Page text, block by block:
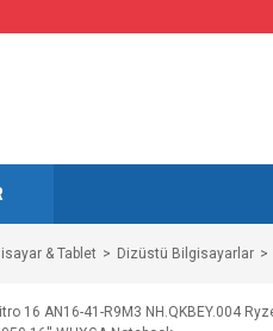
& Tablet Dizüstü Bilgisayarlar